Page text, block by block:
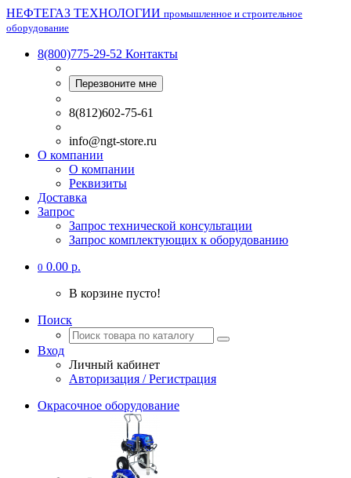
НЕФТЕГАЗ ТЕХНОЛОГИИ промышленное и строительное
оборудование
8(800)775-29-52 Контакты
Перезвоните мне
8(812)602-75-61
info@ngt-store.ru
О компании
О компании
Реквизиты
Доставка
Запрос
Запрос технической консультации
Запрос комплектующих к оборудованию
0 0.00 р.
В корзине пусто!
Поиск
Вход
Личный кабинет
Авторизация / Регистрация
Окрасочное оборудование